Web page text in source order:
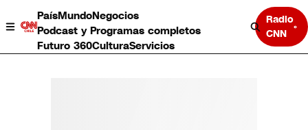
PaísMundoNegocios
Podcast y Programas completos
Futuro 360CulturaServicios
Radio
CNN